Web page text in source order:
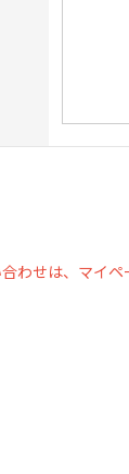
わせは、マイ